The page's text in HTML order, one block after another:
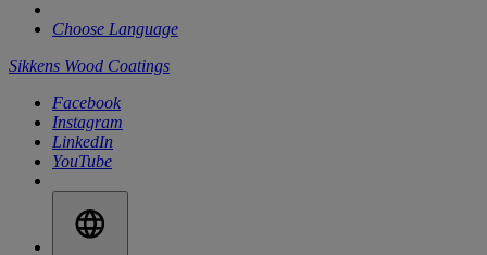
Choose Language
Sikkens Wood Coatings
Facebook
Instagram
LinkedIn
YouTube